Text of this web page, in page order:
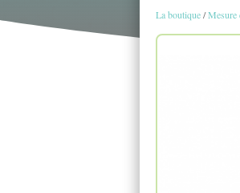
La boutique/Mesure